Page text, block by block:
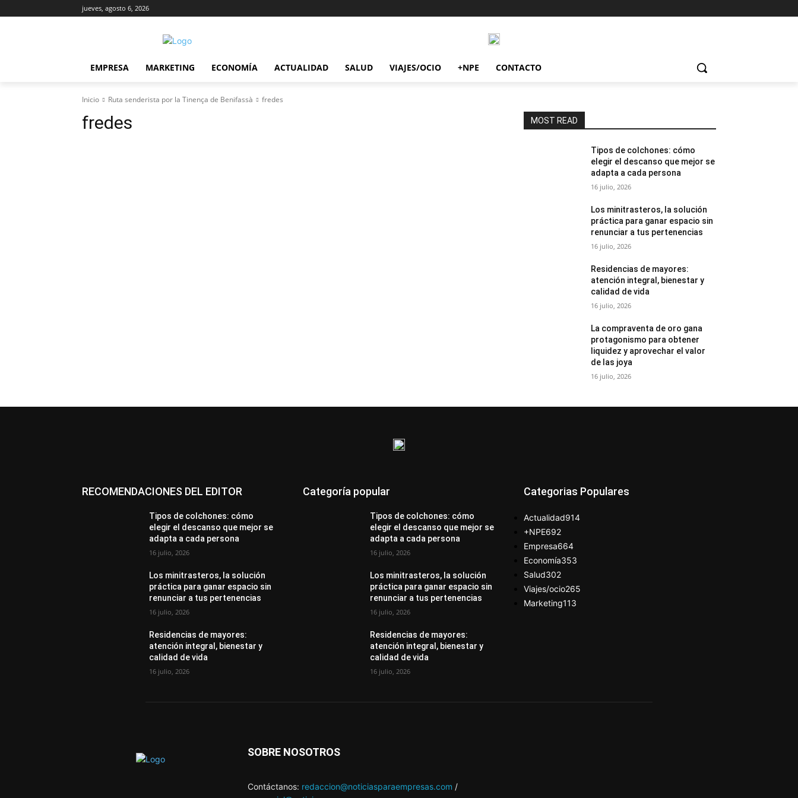
jueves, agosto 6, 2026
EMPRESA MARKETING ECONOMÍA ACTUALIDAD SALUD VIAJES/OCIO +NPE CONTACTO
Inicio Ruta senderista por la Tinença de Benifassà fredes
fredes MOST READ
Tipos de colchones: cómo
elegir el descanso que mejor se
adapta a cada persona
16 julio, 2026
Los minitrasteros, la solución
práctica para ganar espacio sin
renunciar a tus pertenencias
16 julio, 2026
Residencias de mayores:
atención integral, bienestar y
calidad de vida
16 julio, 2026
La compraventa de oro gana
protagonismo para obtener
liquidez y aprovechar el valor
de las joya
16 julio, 2026
RECOMENDACIONES DEL EDITOR
Tipos de colchones: cómo
elegir el descanso que mejor se
adapta a cada persona
16 julio, 2026
Los minitrasteros, la solución
práctica para ganar espacio sin
renunciar a tus pertenencias
16 julio, 2026
Residencias de mayores:
atención integral, bienestar y
calidad de vida
16 julio, 2026
Categoría popular
Tipos de colchones: cómo
elegir el descanso que mejor se
adapta a cada persona
16 julio, 2026
Los minitrasteros, la solución
práctica para ganar espacio sin
renunciar a tus pertenencias
16 julio, 2026
Residencias de mayores:
atención integral, bienestar y
calidad de vida
16 julio, 2026
Categorias Populares
Actualidad914
+NPE692
Empresa664
Economía353
Salud302
Viajes/ocio265
Marketing113
SOBRE NOSOTROS
Contáctanos: redaccion@noticiasparaempresas.com /